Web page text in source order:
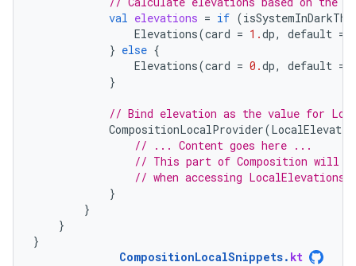
val elevations = if (
Elevations(card = 1.dp, default =
} else {
Elevations(card = 0.dp, default =
}
// Bind elevation as the value for
CompositionLocalProvider(
// ... Content goes here ...
// This part of Composition will
// when accessing
}
}
}
}
CompositionLocalSnippets. kt